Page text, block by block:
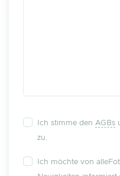
Ich stimme den AGBs
zu.
Ich möchte von